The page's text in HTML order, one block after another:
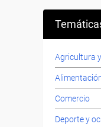
Agricultura
Comercio
Deporte y